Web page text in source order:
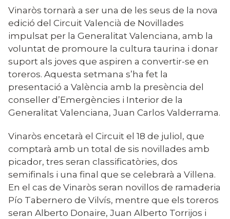
Vinaròs tornarà a ser una de les seus de la nova
edició del Circuit Valencià de Novillades
impulsat per la Generalitat Valenciana, amb la
voluntat de promoure la cultura taurina i donar
suport als joves que aspiren a convertir-se en
toreros. Aquesta setmana s’ha fet la
presentació a València amb la presència del
conseller d’Emergències i Interior de la
Generalitat Valenciana, Juan Carlos Valderrama.
Vinaròs encetarà el Circuit el 18 de juliol, que
comptarà amb un total de sis novillades amb
picador, tres seran classificatòries, dos
semifinals i una final que se celebrarà a Villena.
En el cas de Vinaròs seran novillos de ramaderia
Pío Tabernero de Vilvís, mentre que els toreros
seran Alberto Donaire, Juan Alberto Torrijos i